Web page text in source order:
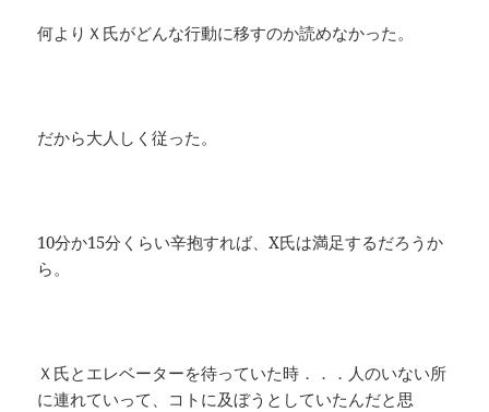
何よりＸ氏がどんな行動に移すのか読めなかった。
だから大人しく従った。
10分か15分くらい辛抱すれば、X氏は満足するだろうか
ら。
Ｘ氏とエレベーターを待っていた時．．．人のいない所
に連れていって、コトに及ぼうとしていたんだと思